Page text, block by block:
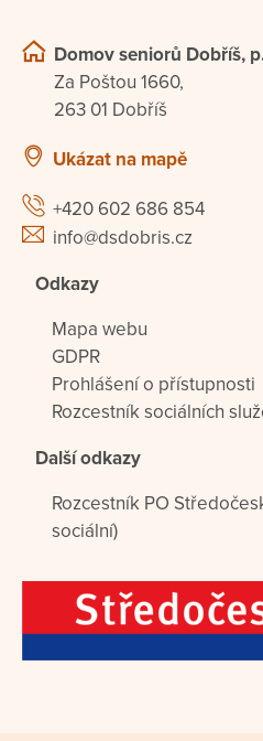
Domov seniorů Dobříš,
Za Poštou 1660,
263 01 Dobříš
Ukázat na mapě
+420 602 686 854
info@dsdobris.cz
Odkazy
Mapa webu
GDPR
Prohlášení o přístupnosti
Rozcestník sociálních
Další odkazy
Rozcestník PO
sociální)